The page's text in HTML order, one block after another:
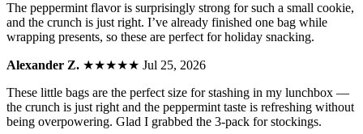
The peppermint flavor is surprisingly strong for such a small cookie,
and the crunch is just right. I’ve already finished one bag while
wrapping presents, so these are perfect for holiday snacking.
Alexander Z. ★★★★★ Jul 25, 2026
These little bags are the perfect size for stashing in my lunchbox —
the crunch is just right and the peppermint taste is refreshing without
being overpowering. Glad I grabbed the 3-pack for stockings.